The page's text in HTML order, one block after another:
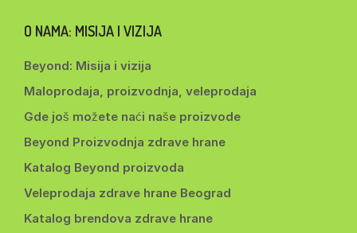
O NAMA: MISIJA I VIZIJA
Beyond: Misija i vizija
Maloprodaja, proizvodnja, veleprodaja
Gde još možete naći naše proizvode
Beyond Proizvodnja zdrave hrane
Katalog Beyond proizvoda
Veleprodaja zdrave hrane Beograd
Katalog brendova zdrave hrane